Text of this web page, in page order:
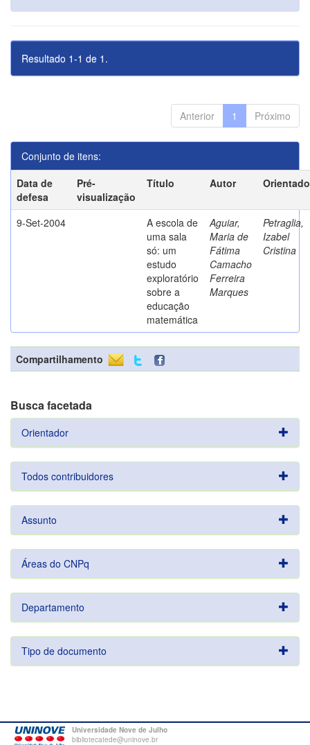
Resultado 1-1 de 1.
Anterior 1 Próximo
Conjunto de itens:
Data de
defesa
Pré-
visualização
Título Autor
9-Set-2004
A escola de
uma sala
só: um
estudo
exploratório
sobre a
educação
matemática
Aguiar,
Maria de
Fátima
Camacho
Ferreira
Marques
Petraglia,
Izabel
Cristina
Compartilhamento
Busca facetada
Orientador
Todos contribuidores
Assunto
Áreas do CNPq
Departamento
Tipo de documento
Universidade Nove de Julho
bibliotecatede@uninove.br